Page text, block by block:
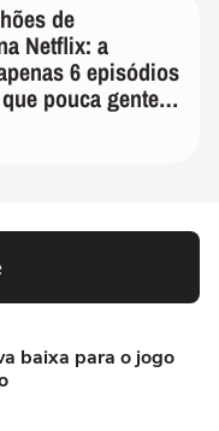
de
Netflix: a
6 episódios
pouca gente
baixa para o jogo